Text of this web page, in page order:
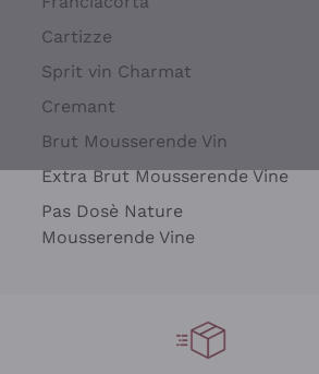
Cartizze
Sprit vin Charmat
Cremant
Brut Mousserende Vin
Extra Brut Mousserende Vine
Pas Dosè Nature
Mousserende Vine